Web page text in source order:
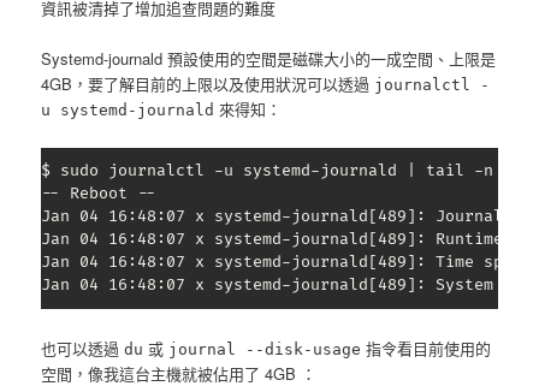
資訊被清掉了增加追查問題的難度
Systemd-journald 預設使用的空間是磁碟大小的一成空間、上限是
4GB，要了解目前的上限以及使用狀況可以透過 journalctl -
u systemd-journald 來得知：
$ sudo journalctl -u systemd-journald | tail -n 5
-- Reboot --
Jan 04 16:48:07 x systemd-journald[489]: Journal
Jan 04 16:48:07 x systemd-journald[489]: Runtime
Jan 04 16:48:07 x systemd-journald[489]: Time
Jan 04 16:48:07 x systemd-journald[489]: System
也可以透過du 或 journal --disk-usage 指令看目前使用的
空間，像我這台主機就被佔用了 4GB ：